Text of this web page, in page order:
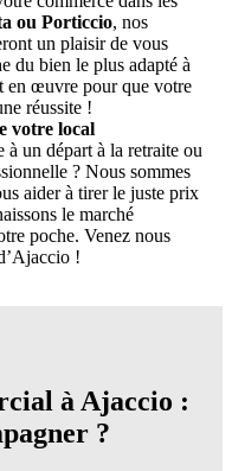
ou Porticcio, nos
un plaisir de vous
du bien le plus adapté à
en œuvre pour que votre
réussite !
votre local
à un départ à la retraite ou
? Nous sommes
aider à tirer le juste prix
le marché
poche. Venez nous
!
à Ajaccio :
?